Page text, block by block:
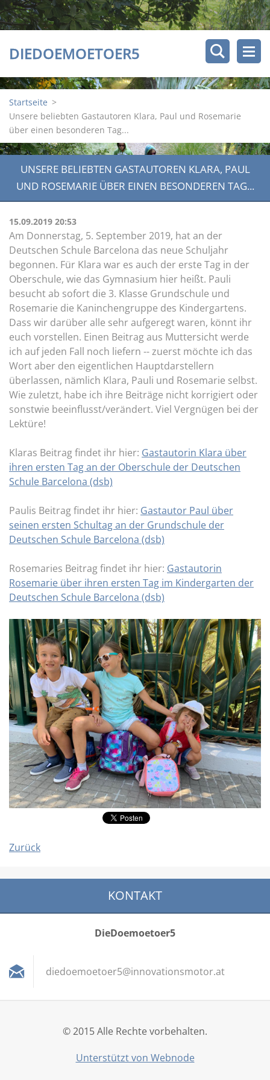
DIEDOEMOETOER5
Startseite >
Unsere beliebten Gastautoren Klara, Paul und Rosemarie
über einen besonderen Tag...
UNSERE BELIEBTEN GASTAUTOREN KLARA, PAUL
UND ROSEMARIE ÜBER EINEN BESONDEREN TAG...
15.09.2019 20:53
Am Donnerstag, 5. September 2019, hat an der
Deutschen Schule Barcelona das neue Schuljahr
begonnen. Für Klara war es auch der erste Tag in der
Oberschule, wie das Gymnasium hier heißt. Pauli
besucht ab sofort die 3. Klasse Grundschule und
Rosemarie die Kaninchengruppe des Kindergartens.
Dass wir darüber alle sehr aufgeregt waren, könnt ihr
euch vorstellen. Einen Beitrag aus Muttersicht werde
ich auf jeden Fall noch liefern -- zuerst möchte ich das
Wort aber den eigentlichen Hauptdarstellern
überlassen, nämlich Klara, Pauli und Rosemarie selbst.
Wie zuletzt, habe ich ihre Beiträge nicht korrigiert oder
sonstwie beeinflusst/verändert. Viel Vergnügen bei der
Lektüre!
Klaras Beitrag findet ihr hier: Gastautorin Klara über
ihren ersten Tag an der Oberschule der Deutschen
Schule Barcelona (dsb)
Paulis Beitrag findet ihr hier: Gastautor Paul über
seinen ersten Schultag an der Grundschule der
Deutschen Schule Barcelona (dsb)
Rosemaries Beitrag findet ihr hier: Gastautorin
Rosemarie über ihren ersten Tag im Kindergarten der
Deutschen Schule Barcelona (dsb)
Zurück
KONTAKT
DieDoemoetoer5
diedoemoetoer5@innovationsmotor.at
© 2015 Alle Rechte vorbehalten.
Unterstützt von Webnode